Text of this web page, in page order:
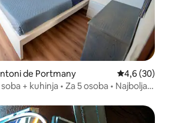
de Portmany Prosječna
4,6 (30)
+ kuhinja • Za 5 osoba • Najbolja